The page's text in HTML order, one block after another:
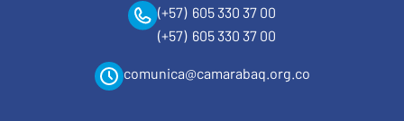
(+57) 605 330 37 00
(+57) 605 330 37 00
comunica@camarabaq.org.co